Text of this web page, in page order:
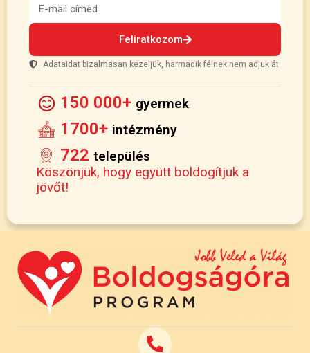
Feliratkozom
Adataidat bizalmasan kezeljük, harmadik félnek nem adjuk át
150 000+ gyermek
1700+ intézmény
722 település
Köszönjük, hogy együtt boldogítjuk a
jövőt!